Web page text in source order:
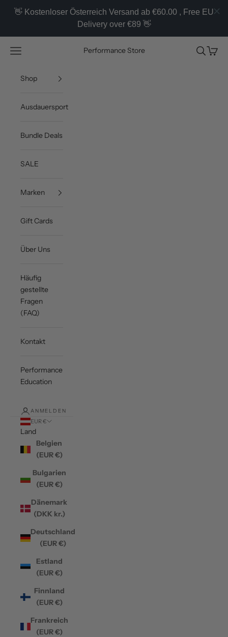
👋 Kostenloser Österreich Versand ab €60.00 , Free EU
Delivery over €89 👋
Performance Store
Navigationsmenü öffnen Suche
Shop
Ausdauersport
Bundle Deals
SALE
Marken
Gift Cards
Über Uns
Häufig
gestellte
Fragen
(FAQ)
Kontakt
Performance
Education
ANMELDEN
EUR €
Land
Belgien
(EUR €)
Bulgarien
(EUR €)
Dänemark
(DKK kr.)
Deutschland
(EUR €)
Estland
(EUR €)
Finnland
(EUR €)
Frankreich
(EUR €)